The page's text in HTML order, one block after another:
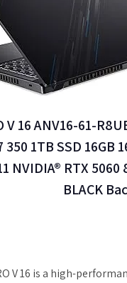
16 ANV16-61-
1TB SSD 16GB
NVIDIA® RTX 5060
BLACK
V 16 is a high-